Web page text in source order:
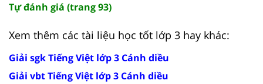
Tự đánh giá (trang 93)
Xem thêm các tài liệu học tốt lớp 3 hay khác:
Giải sgk Tiếng Việt lớp 3 Cánh diều
Giải vbt Tiếng Việt lớp 3 Cánh diều